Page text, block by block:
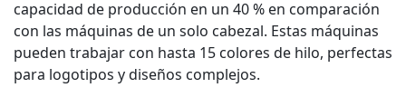
capacidad de producción en un 40 % en comparación
con las máquinas de un solo cabezal. Estas máquinas
pueden trabajar con hasta 15 colores de hilo, perfectas
para logotipos y diseños complejos.